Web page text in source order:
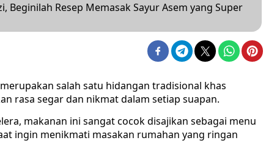
Beginilah Resep Memasak Sayur Asem yang Super
salah satu hidangan tradisional khas
rasa segar dan nikmat dalam setiap suapan.
makanan ini sangat cocok disajikan sebagai menu
ingin menikmati masakan rumahan yang ringan